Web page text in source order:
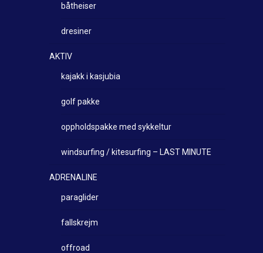
båtheiser
dresiner
AKTIV
kajakk i kasjubia
golf pakke
oppholdspakke med sykkeltur
windsurfing / kitesurfing – LAST MINUTE
ADRENALINE
paraglider
fallskrejm
offroad